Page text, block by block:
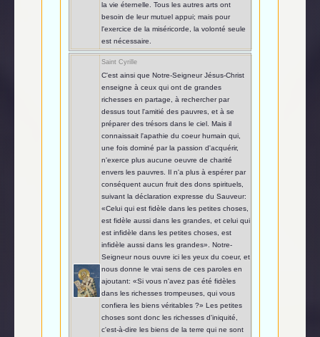
la vie éternelle. Tous les autres arts ont
besoin de leur mutuel appui; mais pour
l'exercice de la miséricorde, la volonté seule
est nécessaire.
Saint Cyrille
C'est ainsi que Notre-Seigneur Jésus-Christ
enseigne à ceux qui ont de grandes
richesses en partage, à rechercher par
dessus tout l'amitié des pauvres, et à se
préparer des trésors dans le ciel. Mais il
connaissait l'apathie du coeur humain qui,
une fois dominé par la passion d'acquérir,
n'exerce plus aucune oeuvre de charité
envers les pauvres. Il n'a plus à espérer par
conséquent aucun fruit des dons spirituels,
suivant la déclaration expresse du Sauveur:
«Celui qui est fidèle dans les petites choses,
est fidèle aussi dans les grandes, et celui qui
est infidèle dans les petites choses, est
infidèle aussi dans les grandes». Notre-
Seigneur nous ouvre ici les yeux du coeur, et
nous donne le vrai sens de ces paroles en
ajoutant: «Si vous n'avez pas été fidèles
dans les richesses trompeuses, qui vous
confiera les biens véritables ?» Les petites
choses sont donc les richesses d'iniquité,
c'est-à-dire les biens de la terre qui ne sont